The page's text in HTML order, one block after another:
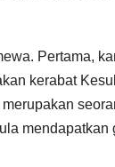
Pertama,
kerabat
mendapatkan